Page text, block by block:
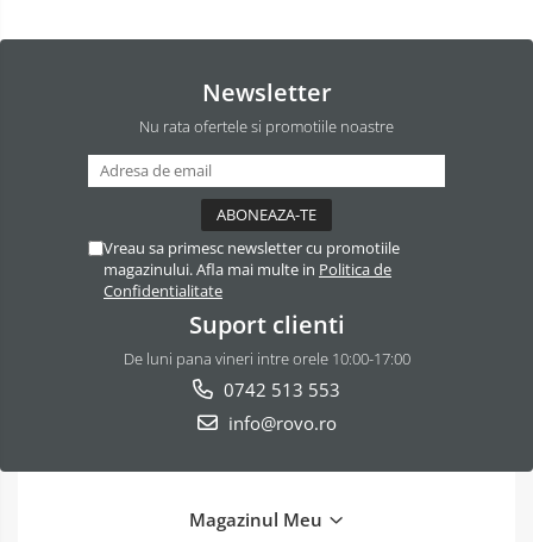
Newsletter
Nu rata ofertele si promotiile noastre
Vreau sa primesc newsletter cu promotiile
magazinului. Afla mai multe in Politica de
Confidentialitate
Suport clienti
De luni pana vineri intre orele 10:00-17:00
0742 513 553
info@rovo.ro
Magazinul Meu